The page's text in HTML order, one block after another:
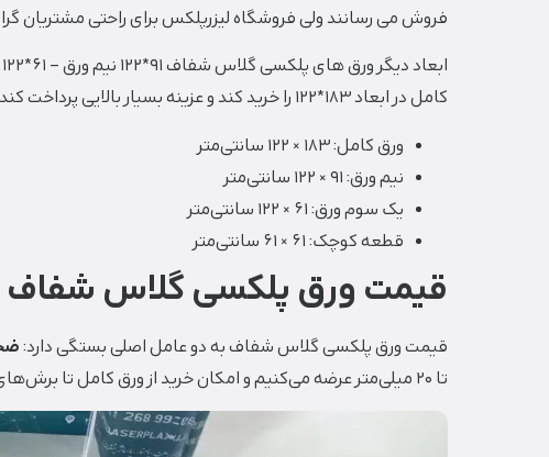
فروش می رسانند ولی فروشگاه لیزرپلکس برای راحتی
کامل در ابعاد 183*122 را خرید کند و عزینه بسیار بالایی پرداخت کند با خرید قطعات کوچکتر هم هزینه کمتری پرداخت خواهد کر و هم پرتی کار بسیار پایین می آید.
ورق کامل: ۱۸۳ × ۱۲۲ سانتی‌متر
نیم ورق: ۹۱ × ۱۲۲ سانتی‌متر
یک سوم ورق: ۶۱ × ۱۲۲ سانتی‌متر
قطعه کوچک: ۶۱ × ۶۱ سانتی‌متر
قیمت ورق پلکسی گلاس شفاف
قیمت ورق پلکسی گلاس شفاف به دو عامل اصلی بستگی دارد:
تا ۲۰ میلی‌متر عرضه می‌کنیم و امکان خرید از ورق کامل تا برش‌های کوچک را داریم تا هزینه پروژه شما بهینه شود.